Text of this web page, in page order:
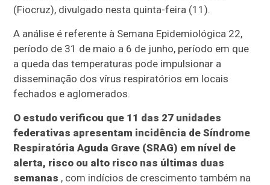
(Fiocruz), divulgado nesta quinta-feira (11).
A análise é referente à Semana Epidemiológica 22,
período de 31 de maio a 6 de junho, período em que
a queda das temperaturas pode impulsionar a
disseminação dos vírus respiratórios em locais
fechados e aglomerados.
O estudo verificou que 11 das 27 unidades
federativas apresentam incidência de Síndrome
Respiratória Aguda Grave (SRAG) em nível de
alerta, risco ou alto risco nas últimas duas
semanas , com indícios de crescimento também na